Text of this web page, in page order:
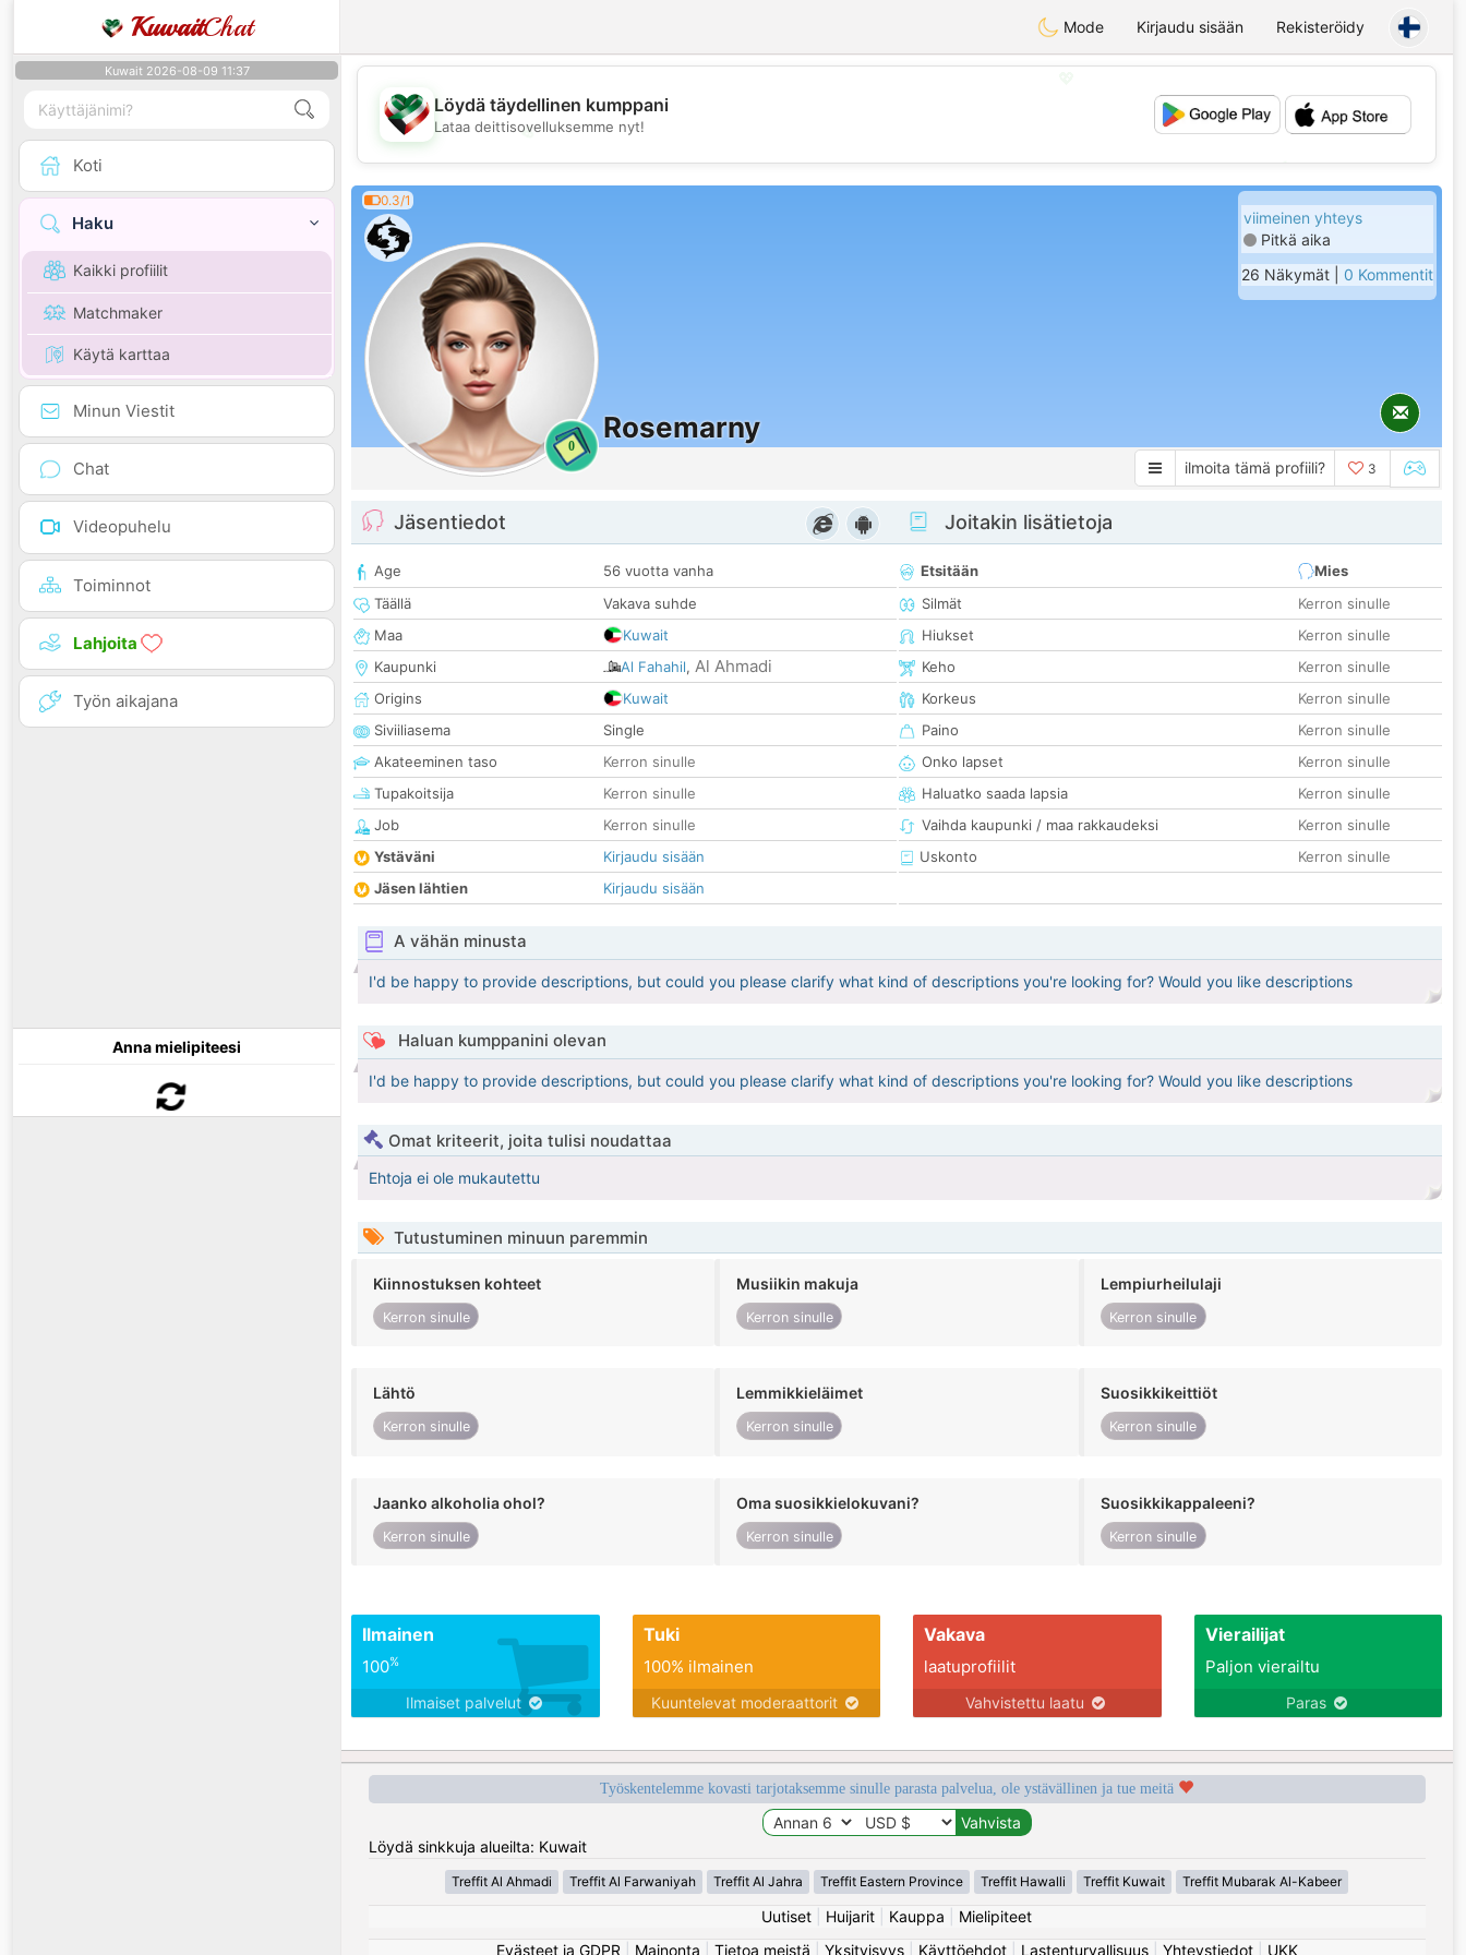
KuwaitChat Mode Kirjaudu sisään Rekisteröidy
Kuwait 2026-08-09 11:37
Koti
Haku
Kaikki profiilit
Matchmaker
Käytä karttaa
Minun Viestit
Chat
Videopuhelu
Toiminnot
Lahjoita
Työn aikajana
Anna mielipiteesi
💖
💕
Löydä täydellinen kumppani
Lataa deittisovelluksemme nyt!
0.3/1
0
Rosemarny
viimeinen yhteys
Pitkä aika
26 Näkymät | 0 Kommentit
ilmoita tämä profiili? 3
Jäsentiedot
Age
56 vuotta vanha
Täällä
Vakava suhde
Maa
Kuwait
Kaupunki
Al Fahahil, Al Ahmadi
Origins
Kuwait
Siviiliasema
Single
Akateeminen taso
Kerron sinulle
Tupakoitsija
Kerron sinulle
Job
Kerron sinulle
Ystäväni
Kirjaudu sisään
Jäsen lähtien
Kirjaudu sisään
Joitakin lisätietoja
Etsitään
Mies
Silmät
Kerron sinulle
Hiukset
Kerron sinulle
Keho
Kerron sinulle
Korkeus
Kerron sinulle
Paino
Kerron sinulle
Onko lapset
Kerron sinulle
Haluatko saada lapsia
Kerron sinulle
Vaihda kaupunki / maa rakkaudeksi
Kerron sinulle
Uskonto
Kerron sinulle
A vähän minusta
I'd be happy to provide descriptions, but could you please clarify what kind of descriptions you're looking for? Would you like descriptions
Haluan kumppanini olevan
I'd be happy to provide descriptions, but could you please clarify what kind of descriptions you're looking for? Would you like descriptions
Omat kriteerit, joita tulisi noudattaa
Ehtoja ei ole mukautettu
Tutustuminen minuun paremmin
Kiinnostuksen kohteet
Kerron sinulle
Musiikin makuja
Kerron sinulle
Lempiurheilulaji
Kerron sinulle
Lähtö
Kerron sinulle
Lemmikkieläimet
Kerron sinulle
Suosikkikeittiöt
Kerron sinulle
Jaanko alkoholia ohol?
Kerron sinulle
Oma suosikkielokuvani?
Kerron sinulle
Suosikkikappaleeni?
Kerron sinulle
Ilmainen
100%
Ilmaiset palvelut
Tuki
100% ilmainen
Kuuntelevat moderaattorit
Vakava
laatuprofiilit
Vahvistettu laatu
Vierailijat
Paljon vierailtu
Paras
Työskentelemme kovasti tarjotaksemme sinulle parasta palvelua, ole ystävällinen ja tue meitä
Löydä sinkkuja alueilta: Kuwait
Treffit Al Ahmadi Treffit Al Farwaniyah Treffit Al Jahra Treffit Eastern Province Treffit Hawalli Treffit Kuwait Treffit Mubarak Al-Kabeer
Uutiset Huijarit Kauppa
Mielipiteet
Evästeet ja GDPR
Mainonta Tietoa meistä Yksityisyys| Käyttöehdot| Lastenturvallisuus| Yhteystiedot| UKK